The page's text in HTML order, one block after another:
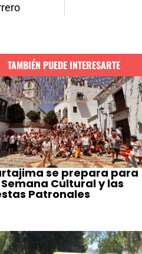
TAMBIÉN PUEDE INTERESARTE
se prepara para
Cultural y las
Patronales